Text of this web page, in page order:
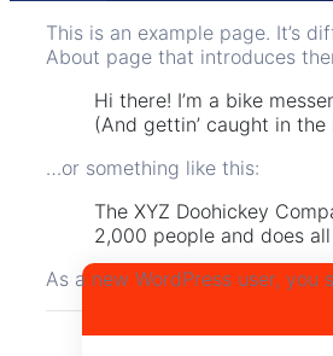
This is an example page. It’s
About page that introduces
Hi there! I’m a bike
(And gettin’ caught in the
…or something like this:
The XYZ Doohickey
2,000 people and does
As a new WordPress user, you